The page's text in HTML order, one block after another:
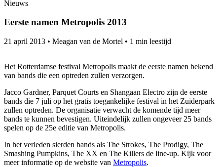
Nieuws
Eerste namen Metropolis 2013
21 april 2013 • Meagan van de Mortel • 1 min leestijd
Het Rotterdamse festival Metropolis maakt de eerste namen bekend
van bands die een optreden zullen verzorgen.
Jacco Gardner, Parquet Courts en Shangaan Electro zijn de eerste
bands die 7 juli op het gratis toegankelijke festival in het Zuiderpark
zullen optreden. De organisatie verwacht de komende tijd meer
bands te kunnen bevestigen. Uiteindelijk zullen ongeveer 25 bands
spelen op de 25e editie van Metropolis.
In het verleden sierden bands als The Strokes, The Prodigy, The
Smashing Pumpkins, The XX en The Killers de line-up. Kijk voor
meer informatie op de website van Metropolis.